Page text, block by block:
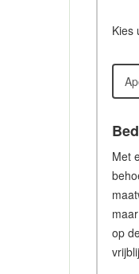
Kies
Met
op